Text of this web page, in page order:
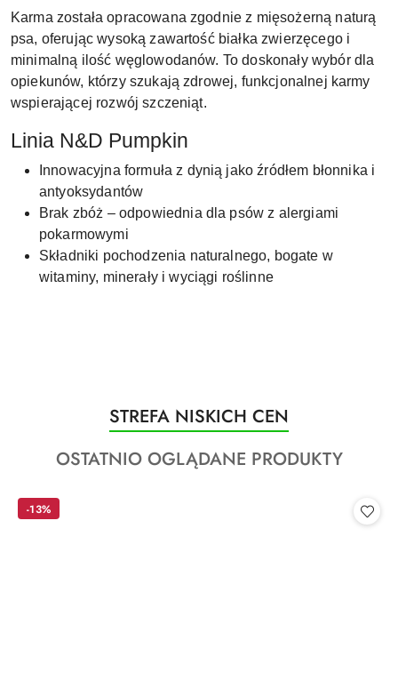
Karma została opracowana zgodnie z mięsożerną naturą
psa, oferując wysoką zawartość białka zwierzęcego i
minimalną ilość węglowodanów. To doskonały wybór dla
opiekunów, którzy szukają zdrowej, funkcjonalnej karmy
wspierającej rozwój szczeniąt.
Linia N&D Pumpkin
Innowacyjna formuła z dynią jako źródłem błonnika i
antyoksydantów
Brak zbóż – odpowiednia dla psów z alergiami
pokarmowymi
Składniki pochodzenia naturalnego, bogate w
witaminy, minerały i wyciągi roślinne
Pomiń karuzelę produktów
Produkty
o
statusie:
STREFA NISKICH CEN
Produkty
statusie:
OSTATNIO OGLĄDANE PRODUKTY
-13%